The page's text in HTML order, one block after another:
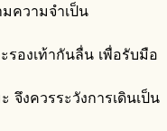
ความจำเป็น
รองเท้ากันลื่น เพื่อรับมือ
งควรระวังการเดินเป็น